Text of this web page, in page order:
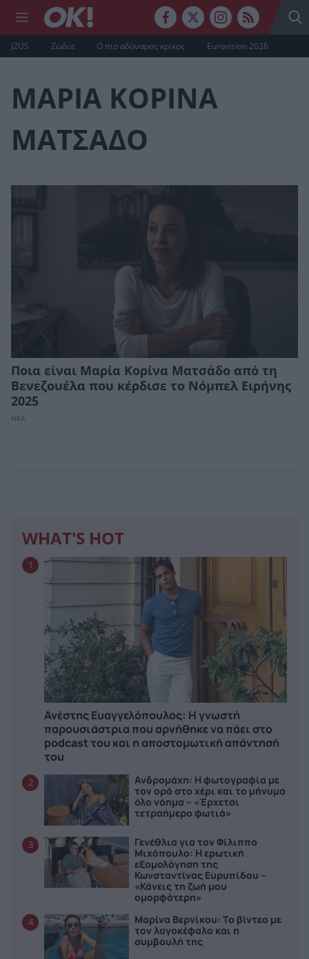
J2US Ζώδια Ο πιο αδύναμος κρίκος Eurovision 2026
ΜΑΡΙΑ ΚΟΡΙΝΑ
ΜΑΤΣΑΔΟ
Ποια είναι Μαρία Κορίνα Ματσάδο από τη
Βενεζουέλα που κέρδισε το Νόμπελ Ειρήνης
2025
ΝΕΑ
WHAT'S HOT
1
Ανέστης Ευαγγελόπουλος: Η γνωστή
παρουσιάστρια που αρνήθηκε να πάει στο
podcast του και η αποστομωτική απάντησή
του
2
Ανδρομάχη: Η φωτογραφία με
τον ορό στο χέρι και το μήνυμα
όλο νόημα – «Έρχεται
τετραήμερο φωτιά»
3
Γενέθλια για τον Φίλιππο
Μιχόπουλο: Η ερωτική
εξομολόγηση της
Κωνσταντίνας Ευρυπίδου –
«Κάνεις τη ζωή μου
ομορφότερη»
4
Μαρίνα Βερνίκου: Το βίντεο με
τον λαγοκέφαλο και η
συμβουλή της